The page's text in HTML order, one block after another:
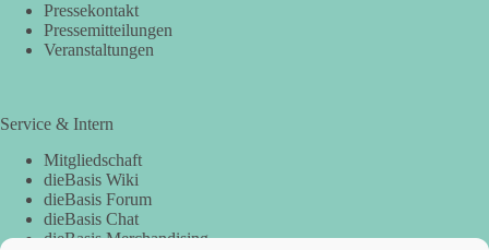
Pressekontakt
Pressemitteilungen
Veranstaltungen
Service & Intern
Mitgliedschaft
dieBasis Wiki
dieBasis Forum
dieBasis Chat
dieBasis Merchandising